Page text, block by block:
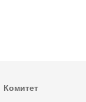
Комитет